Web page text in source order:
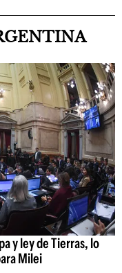
y ley de Tierras, lo
Milei